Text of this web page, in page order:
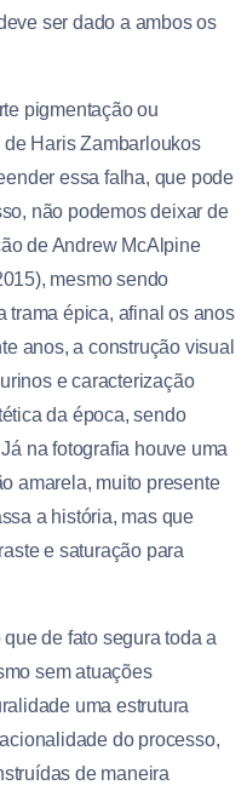
ser dado a ambos os
pigmentação ou
Haris Zambarloukos
essa falha, que pode
não podemos deixar de
de Andrew McAlpine
mesmo sendo
trama épica, afinal os anos
anos, a construção visual
e caracterização
da época, sendo
na fotografia houve uma
amarela, muito presente
a história, mas que
e saturação para
de fato segura toda a
sem atuações
uma estrutura
do processo,
de maneira